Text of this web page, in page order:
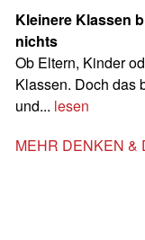
Kleinere Klassen bringen schwächeren Schülern
nichts
Ob Eltern, Kinder
Klassen. Doch das
und... lesen
MEHR DENKEN &